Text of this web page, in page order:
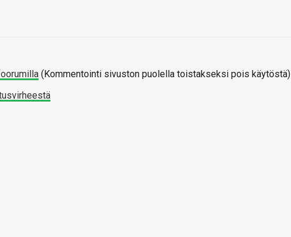
(Kommentointi sivuston puolella toistakseksi pois käytöstä)